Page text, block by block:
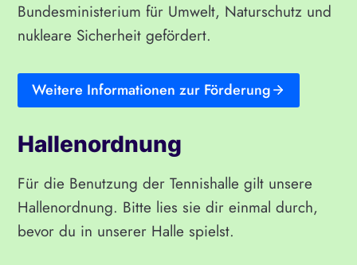
Bundesministerium für Umwelt, Naturschutz und
nukleare Sicherheit gefördert.
Weitere Informationen zur Förderung
Hallenordnung
Für die Benutzung der Tennishalle gilt unsere
Hallenordnung. Bitte lies sie dir einmal durch,
bevor du in unserer Halle spielst.